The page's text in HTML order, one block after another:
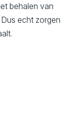
behalen van
echt zorgen